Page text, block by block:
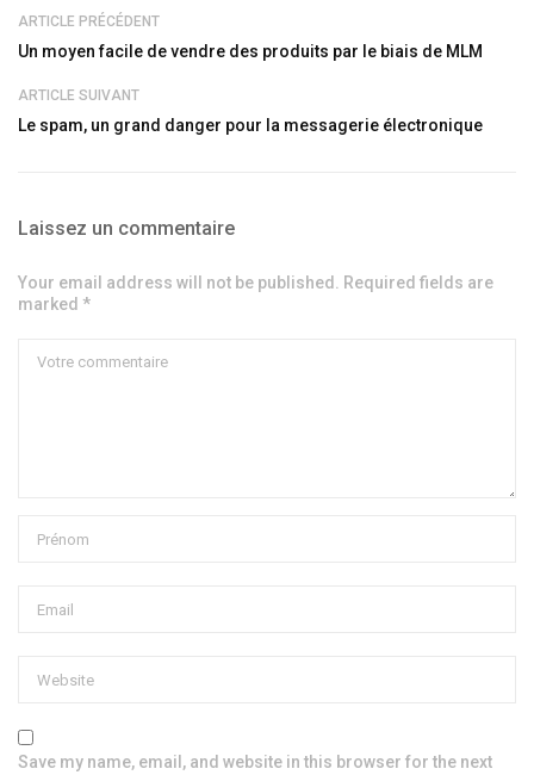
ARTICLE PRÉCÉDENT
Un moyen facile de vendre des produits par le biais de MLM
ARTICLE SUIVANT
Le spam, un grand danger pour la messagerie électronique
Laissez un commentaire
Your email address will not be published. Required fields are
marked *
Save my name, email, and website in this browser for the next